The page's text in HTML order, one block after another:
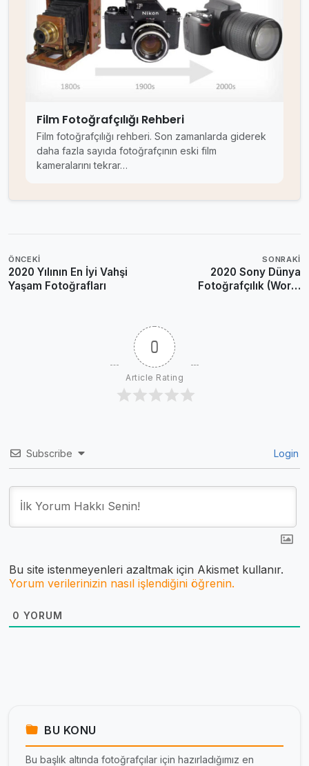
Film Fotoğrafçılığı Rehberi
Film fotoğrafçılığı rehberi. Son zamanlarda giderek
daha fazla sayıda fotoğrafçının eski film
kameralarını tekrar…
ÖNCEKI
2020 Yılının En İyi Vahşi
Yaşam Fotoğrafları
SONRAKI
2020 Sony Dünya
Fotoğrafçılık (World
0
Article Rating
Subscribe Login
Bu site istenmeyenleri azaltmak için Akismet kullanır.
Yorum verilerinizin nasıl işlendiğini öğrenin.
0 YORUM
BU KONU
Bu başlık altında fotoğrafçılar için hazırladığımız en